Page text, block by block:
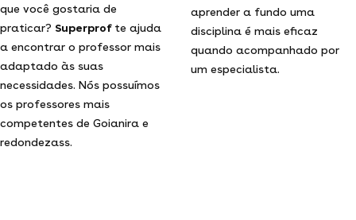
que você gostaria de
praticar? Superprof te ajuda
a encontrar o professor mais
adaptado às suas
necessidades. Nós possuímos
os professores mais
competentes de Goianira e
redondezass.
aprender a fundo uma
disciplina é mais eficaz
quando acompanhado por
um especialista.